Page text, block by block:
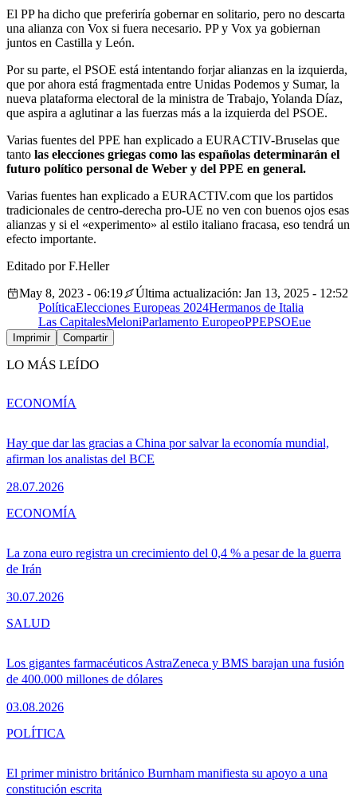
El PP ha dicho que preferiría gobernar en solitario, pero no descarta
una alianza con Vox si fuera necesario. PP y Vox ya gobiernan
juntos en Castilla y León.
Por su parte, el PSOE está intentando forjar alianzas en la izquierda,
que por ahora está fragmentada entre Unidas Podemos y Sumar, la
nueva plataforma electoral de la ministra de Trabajo, Yolanda Díaz,
que aspira a aglutinar a las fuerzas más a la izquierda del PSOE.
Varias fuentes del PPE han explicado a EURACTIV-Bruselas que
tanto las elecciones griegas como las españolas determinarán el
futuro político personal de Weber y del PPE en general.
Varias fuentes han explicado a EURACTIV.com que los partidos
tradicionales de centro-derecha pro-UE no ven con buenos ojos esas
alianzas y si el «experimento» al estilo italiano fracasa, eso tendrá un
efecto importante.
Editado por F.Heller
May 8, 2023 - 06:19
Última actualización: Jan 13, 2025 - 12:52
PolíticaElecciones Europeas 2024Hermanos de Italia
Las CapitalesMeloniParlamento EuropeoPPEPSOEue
Imprimir Compartir
LO MÁS LEÍDO
Hay que dar las gracias a China por salvar la economía mundial,
afirman los analistas del BCE
28.07.2026
ECONOMÍA
La zona euro registra un crecimiento del 0,4 % a pesar de la guerra
de Irán
30.07.2026
ECONOMÍA
Los gigantes farmacéuticos AstraZeneca y BMS barajan una fusión
de 400.000 millones de dólares
03.08.2026
SALUD
El primer ministro británico Burnham manifiesta su apoyo a una
constitución escrita
POLÍTICA